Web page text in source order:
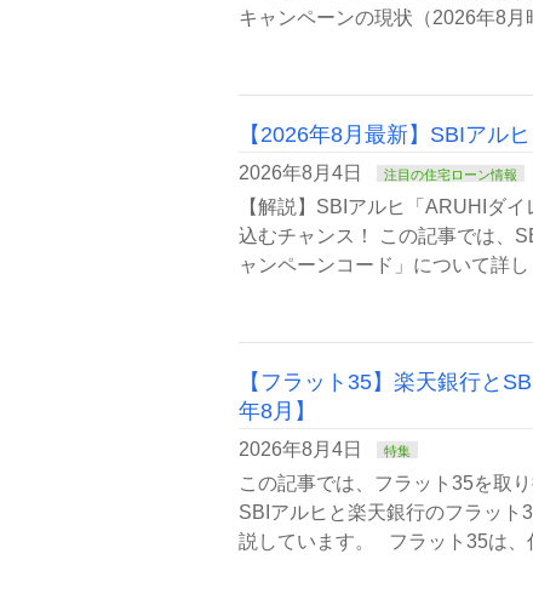
キャンペーンの現状（2026年8
【2026年8月最新】SBIアル
2026年8月4日 注目の住宅ローン情報
【解説】SBIアルヒ「ARUHIダ
込むチャンス！ この記事では、
ャンペーンコード」について詳
【フラット35】楽天銀行と
年8月】
2026年8月4日 特集
この記事では、フラット35を取
SBIアルヒと楽天銀行のフラット
説しています。 フラット35は